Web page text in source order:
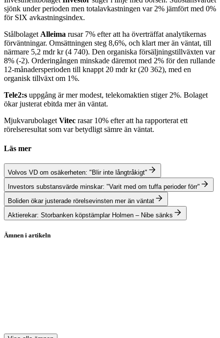
sjönk under perioden men totalavkastningen var 2% jämfört med 0%
för SIX avkastningsindex.
Stålbolaget Alleima rusar 7% efter att ha överträffat analytikernas
förväntningar. Omsättningen steg 8,6%, och klart mer än väntat, till
närmare 5,2 mdr kr (4 740). Den organiska försäljningstillväxten var
8% (-2). Orderingången minskade däremot med 2% för den rullande
12-månadersperioden till knappt 20 mdr kr (20 362), med en
organisk tillväxt om 1%.
Tele2:s uppgång är mer modest, telekomaktien stiger 2%. Bolaget
ökar justerat ebitda mer än väntat.
Mjukvarubolaget Vitec rasar 10% efter att ha rapporterat ett
rörelseresultat som var betydligt sämre än väntat.
Läs mer
Volvos VD om osäkerheten: "Blir inte långtråkigt"
Investors substansvärde minskar: "Varit med om tuffa perioder förr"
Boliden ökar justerade rörelsevinsten mer än väntat
Aktierekar: Storbanken köpstämplar Holmen – Nibe sänks
Ämnen i artikeln